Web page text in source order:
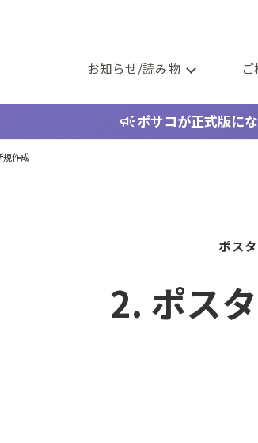
お知らせ/読み物
campaignポサコが正式版に
規作成
ポス
2. ポス